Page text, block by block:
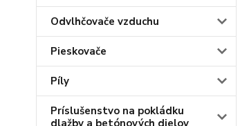
Odvlhčovače vzduchu
Pieskovače
Píly
Príslušenstvo na pokládku
dlažby a betónových dielov